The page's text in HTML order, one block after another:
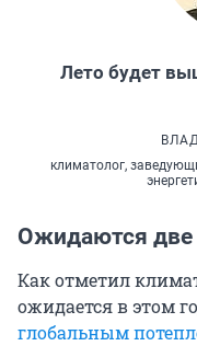
Лето будет
климатолог,
Ожидаются две
Как отметил
ожидается в этом
глобальным